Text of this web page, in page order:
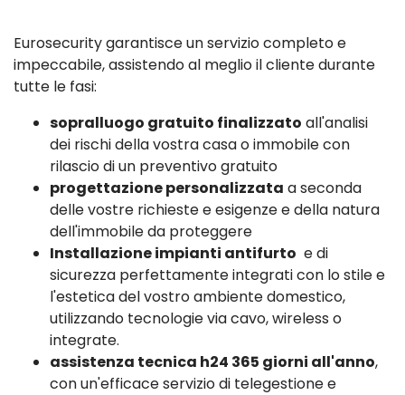
Eurosecurity garantisce un servizio completo e
impeccabile, assistendo al meglio il cliente durante
tutte le fasi:
sopralluogo gratuito finalizzato all'analisi
dei rischi della vostra casa o immobile con
rilascio di un preventivo gratuito
progettazione personalizzata a seconda
delle vostre richieste e esigenze e della natura
dell'immobile da proteggere
Installazione impianti antifurto e di
sicurezza perfettamente integrati con lo stile e
l'estetica del vostro ambiente domestico,
utilizzando tecnologie via cavo, wireless o
integrate.
assistenza tecnica h24 365 giorni all'anno,
con un'efficace servizio di telegestione e